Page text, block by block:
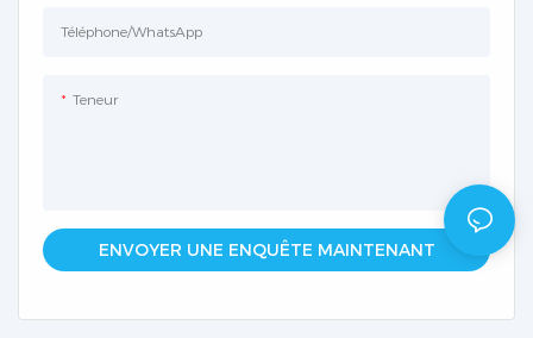
Téléphone/WhatsApp
Teneur
ENVOYER UNE ENQUÊTE MAINTENANT